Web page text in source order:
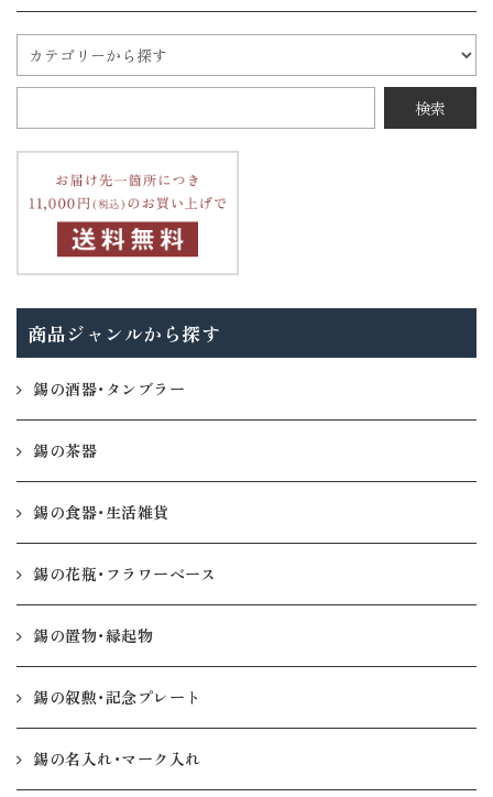
商品ジャンルから探す
錫の酒器・タンブラー
錫の茶器
錫の食器・生活雑貨
錫の花瓶・フラワーベース
錫の置物・縁起物
錫の叙勲・記念プレート
錫の名入れ・マーク入れ